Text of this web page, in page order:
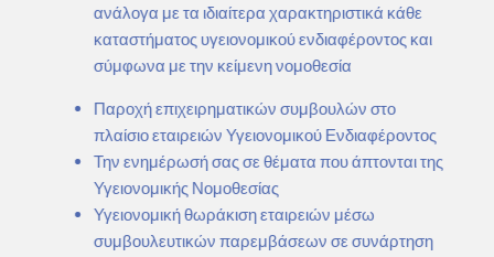
ανάλογα με τα ιδιαίτερα χαρακτηριστικά κάθε
καταστήματος υγειονομικού ενδιαφέροντος και
σύμφωνα με την κείμενη νομοθεσία
Παροχή επιχειρηματικών συμβουλών στο
πλαίσιο εταιρειών Υγειονομικού Ενδιαφέροντος
Την ενημέρωσή σας σε θέματα που άπτονται της
Υγειονομικής Νομοθεσίας
Υγειονομική θωράκιση εταιρειών μέσω
συμβουλευτικών παρεμβάσεων σε συνάρτηση